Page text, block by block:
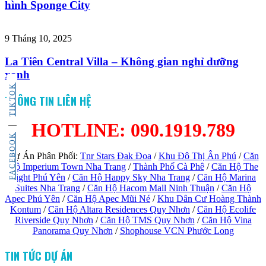
FACEBOOK
TIKTOK
hình Sponge City
9 Tháng 10, 2025
La Tiên Central Villa – Không gian nghỉ dưỡng
xanh
THÔNG TIN LIÊN HỆ
HOTLINE: 090.1919.789
Dự Án Phân Phối: Tnr Stars Đak Đoa /Khu Đô Thị Ân Phú /Căn
Hộ Imperium Town Nha Trang/Thành Phố Cà Phê/Căn Hộ The
Light Phú Yên /Căn Hộ Happy Sky Nha Trang /Căn Hộ Marina
Suites Nha Trang /Căn Hộ Hacom Mall Ninh Thuận /Căn Hộ
Apec Phú Yên /Căn Hộ Apec Mũi Né /Khu Dân Cư Hoàng Thành
Kontum /Căn Hộ Altara Residences Quy Nhơn /Căn Hộ Ecolife
Riverside Quy Nhơn /Căn Hộ TMS Quy Nhơn /Căn Hộ Vina
Panorama Quy Nhơn / Shophouse VCN Phước Long
TIN TỨC DỰ ÁN